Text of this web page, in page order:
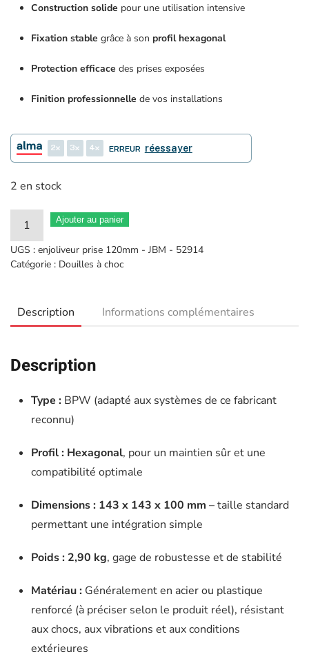
Construction solide pour une utilisation intensive
Fixation stable grâce à son profil hexagonal
Protection efficace des prises exposées
Finition professionnelle de vos installations
2 3 4 ERREUR réessayer
2 en stock
quantité
de
Camion
BPW
Ajouter au panier
UGS : enjoliveur prise 120mm - JBM - 52914
Catégorie : Douilles à choc
Description Informations complémentaires
Description
Type : BPW (adapté aux systèmes de ce fabricant
reconnu)
Profil : Hexagonal, pour un maintien sûr et une
compatibilité optimale
Dimensions : 143 x 143 x 100 mm – taille standard
permettant une intégration simple
Poids : 2,90 kg, gage de robustesse et de stabilité
Matériau : Généralement en acier ou plastique
renforcé (à préciser selon le produit réel), résistant
aux chocs, aux vibrations et aux conditions
extérieures